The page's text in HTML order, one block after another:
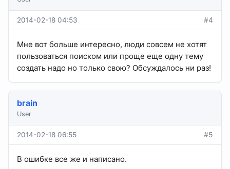
2014-02-18 04:53 #4
Мне вот больше интересно, люди совсем не хотят
пользоваться поиском или проще еще одну тему
создать надо но только свою? Обсуждалось ни раз!
brain
User
2014-02-18 06:55 #5
В ошибке все же и написано.